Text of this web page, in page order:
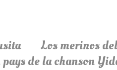
Los merinos
pays de la chanson